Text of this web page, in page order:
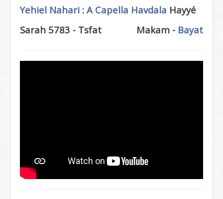
Yehiel Nahari : A Capella Havdala
Makam - Bayat
Hayyé
Sarah 5783 - Tsfat